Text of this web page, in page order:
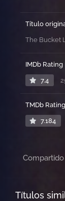
Título
The Bucket
IMDb Rating
7.4
TMDb Rating
7.184
Compartido
Títulos